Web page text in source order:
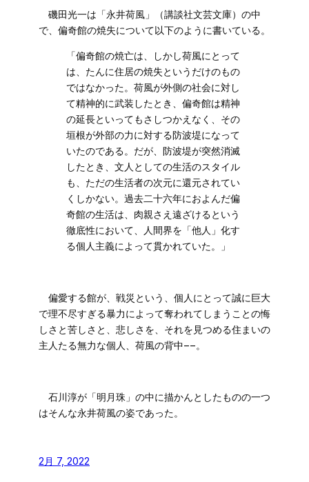
磯田光一は「永井荷風」（講談社文芸文庫）の中
で、偏奇館の焼失について以下のように書いている。
「偏奇館の焼亡は、しかし荷風にとって
は、たんに住居の焼失というだけのもの
ではなかった。荷風が外側の社会に対し
て精神的に武装したとき、偏奇館は精神
の延長といってもさしつかえなく、その
垣根が外部の力に対する防波堤になって
いたのである。だが、防波堤が突然消滅
したとき、文人としての生活のスタイル
も、ただの生活者の次元に還元されてい
くしかない。過去二十六年におよんだ偏
奇館の生活は、肉親さえ遠ざけるという
徹底性において、人間界を「他人」化す
る個人主義によって貫かれていた。」
偏愛する館が、戦災という、個人にとって誠に巨大
で理不尽すぎる暴力によって奪われてしまうことの悔
しさと苦しさと、悲しさを、それを見つめる住まいの
主人たる無力な個人、荷風の背中−−。
石川淳が「明月珠」の中に描かんとしたものの一つ
はそんな永井荷風の姿であった。
2月 7, 2022